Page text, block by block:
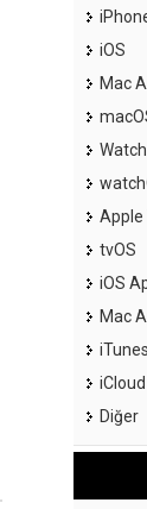
iOS
Mac
Watch
Apple
tvOS
iOS
Mac
iCloud
Diğer